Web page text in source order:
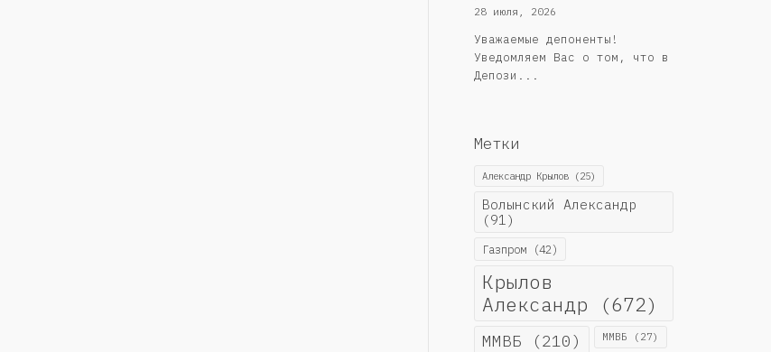
28 июля, 2026
Уважаемые депоненты!
Уведомляем Вас о том, что в
Депози...
Метки
Александр Крылов(25)
Волынский Александр
(91)
Газпром(42)
Крылов
Александр (672)
ММВБ (210) ММВБ (27)